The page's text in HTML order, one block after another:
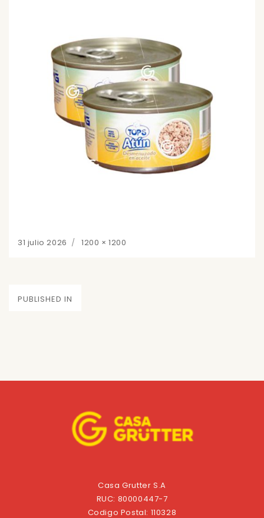
Posted
31 julio 2026
Full
1200 × 1200
Navegación
PUBLISHED IN
Casa Grutter S.A
RUC: 80000447-7
Codigo Postal: 110328